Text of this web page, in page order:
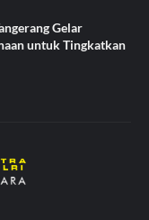
Gelar
untuk Tingkatkan